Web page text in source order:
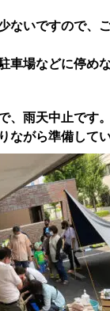
ないですので、
車場などに停め
、雨天中止です。
ながら準備してい